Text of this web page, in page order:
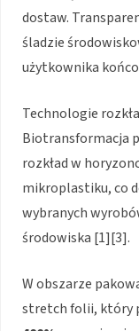
dostaw.
śladzie
użytkownika
Technologie
Biotransformacja
rozkład w
mikroplastiku, co
wybranych
środowiska [1][3].
W obszarze
stretch folii, który